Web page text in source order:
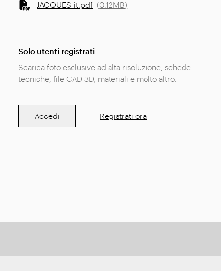
JACQUES_it.pdf (0.12MB)
Solo utenti registrati
Scarica foto esclusive ad alta risoluzione, schede
tecniche, file CAD 3D, materiali e molto altro.
Accedi Registrati ora